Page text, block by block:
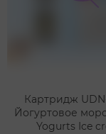
Картридж
Йогуртовое
Yogurts Ice